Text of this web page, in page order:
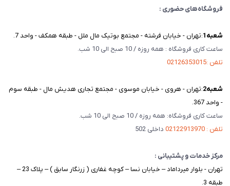
فروشگاه‌های حضوری :
شعبه‌1 :تهران - خیابان فرشته - مجتمع بوتیک مال ملل - طبقه همکف - واحد 7.
ساعت کاری فروشگاه : همه روزه / 10 صبح الی 10 شب.
تلفن :02126353015
شعبه‌2 :تهران - هروی - خیابان موسوی - مجتمع تجاری هدیش مال - طبقه سوم
- واحد 367.
ساعت کاری فروشگاه: همه روزه / 10 صبح الی 10 شب.
تلفن : 02122913970
داخلی 502
مرکز خدمات و پشتیبانی :
تهران - بلوار میرداماد – خیابان نسا – کوچه غفاری ( زرنگار سابق ) – پلاک 23 –
طبقه 3.